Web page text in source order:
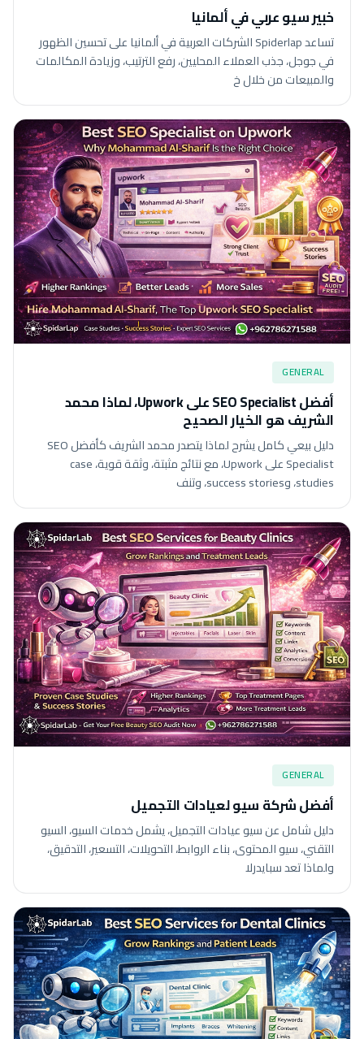
خبير سيو عربي في ألمانيا
تساعد Spiderlap الشركات العربية في ألمانيا على تحسين الظهور
في جوجل، جذب العملاء المحليين، رفع الترتيب، وزيادة المكالمات
والمبيعات من خلال خ
GENERAL
أفضل SEO Specialist على Upwork، لماذا محمد
الشريف هو الخيار الصحيح
دليل بيعي كامل يشرح لماذا يتصدر محمد الشريف كأفضل SEO
Specialist على Upwork، مع نتائج مثبتة، وثقة قوية، case
studies، وsuccess stories، وتنف
GENERAL
أفضل شركة سيو لعيادات التجميل
دليل شامل عن سيو عيادات التجميل، يشمل خدمات السيو، السيو
التقني، سيو المحتوى، بناء الروابط، التحويلات، التسعير، التدقيق،
ولماذا تعد سبايدرلا